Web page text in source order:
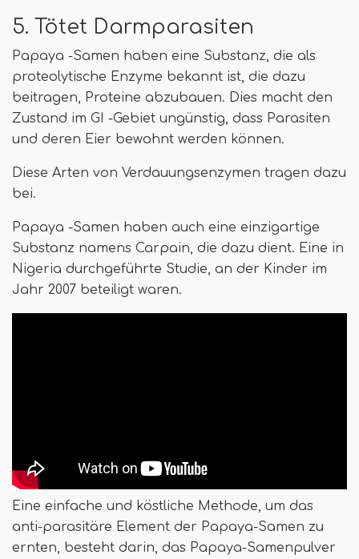
5. Tötet Darmparasiten
Papaya -Samen haben eine Substanz, die als
proteolytische Enzyme bekannt ist, die dazu
beitragen, Proteine ​​abzubauen. Dies macht den
Zustand im GI -Gebiet ungünstig, dass Parasiten
und deren Eier bewohnt werden können.
Diese Arten von Verdauungsenzymen tragen dazu
bei.
Papaya -Samen haben auch eine einzigartige
Substanz namens Carpain, die dazu dient. Eine in
Nigeria durchgeführte Studie, an der Kinder im
Jahr 2007 beteiligt waren.
Eine einfache und köstliche Methode, um das
anti-parasitäre Element der Papaya-Samen zu
ernten, besteht darin, das Papaya-Samenpulver